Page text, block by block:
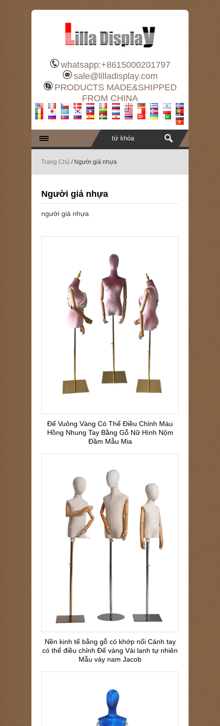
whatsapp:+8615000201797
sale@lilladisplay.com
PRODUCTS MADE&SHIPPED
FROM CHINA
Trang Chủ / Người giả nhựa
Người giả nhựa
người giả nhựa
Đế Vuông Vàng Có Thể Điều Chỉnh Màu
Hồng Nhung Tay Bằng Gỗ Nữ Hình Nộm
Đầm Mẫu Mia
Nền kinh tế bằng gỗ có khớp nối Cánh tay
có thể điều chỉnh Đế vàng Vải lanh tự nhiên
Mẫu váy nam Jacob